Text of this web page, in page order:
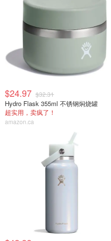
$24.97 $32.31
Hydro Flask 355ml 不锈钢焖烧罐
超实用，卖疯了！
amazon.ca